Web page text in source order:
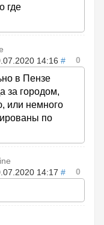
где
14:16 # 0
в Пензе
за городом,
или немного
по
14:17 # 0